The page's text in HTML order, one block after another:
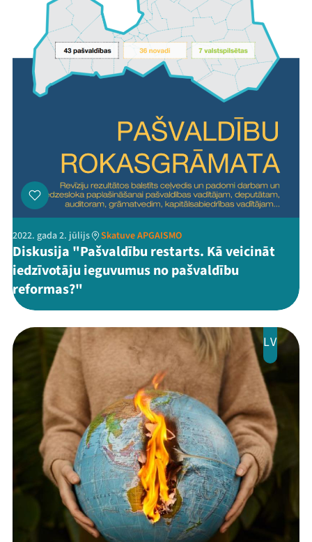
2022. gada 2. jūlijs Skatuve APGAISMO
Diskusija "Pašvaldību restarts. Kā veicināt
iedzīvotāju ieguvumus no pašvaldību
reformas?"
LV